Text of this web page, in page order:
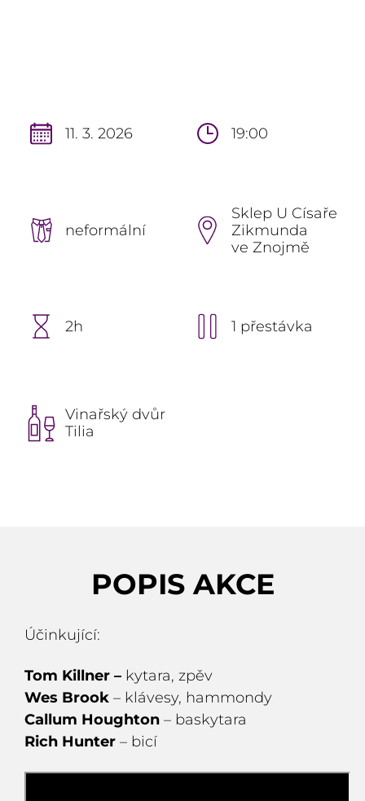
11. 3. 2026 19:00
neformální
Sklep U Císaře
Zikmunda
ve Znojmě
2h 1 přestávka
Vinařský dvůr
Tilia
POPIS AKCE
Účinkující:
Tom Killner – kytara, zpěv
Wes Brook – klávesy, hammondy
Callum Houghton – baskytara
Rich Hunter – bicí